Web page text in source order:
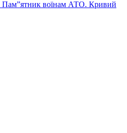
Пам”ятник воїнам АТО. Кривий